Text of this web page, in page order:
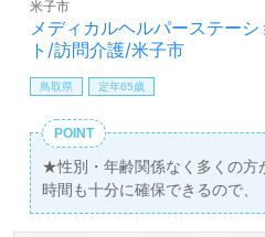
メディカルヘルパーステー
ト/訪問介護/米子市
米子市
鳥取県 定年65歳
POINT
★性別・年齢関係なく多くの方
時間も十分に確保できるので
たい」という方にもお勧めです